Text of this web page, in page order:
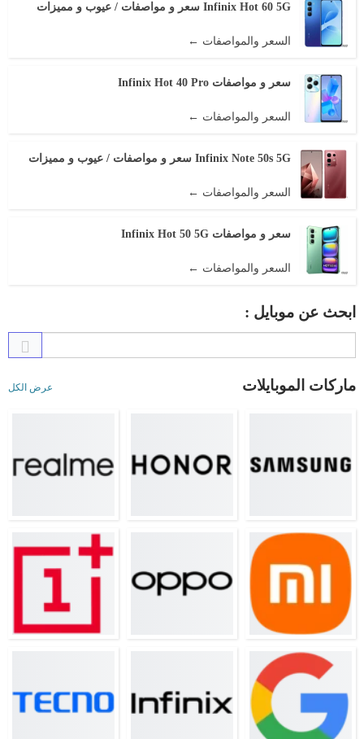
Infinix Hot 60 5G سعر و مواصفات / عيوب و مميزات
السعر والمواصفات ←
سعر و مواصفات Infinix Hot 40 Pro
السعر والمواصفات ←
Infinix Note 50s 5G سعر و مواصفات / عيوب و مميزات
السعر والمواصفات ←
سعر و مواصفات Infinix Hot 50 5G
السعر والمواصفات ←
ابحث عن موبايل :
ماركات الموبايلات عرض الكل